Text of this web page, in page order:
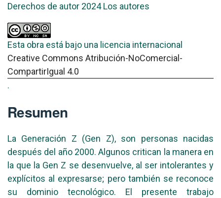
Derechos de autor 2024 Los autores
Esta obra está bajo una licencia internacional
Creative Commons Atribución-NoComercial-
CompartirIgual 4.0
.
Resumen
La Generación Z (Gen Z), son personas nacidas
después del año 2000. Algunos critican la manera en
la que la Gen Z se desenvuelve, al ser intolerantes y
explícitos al expresarse; pero también se reconoce
su dominio tecnológico. El presente trabajo